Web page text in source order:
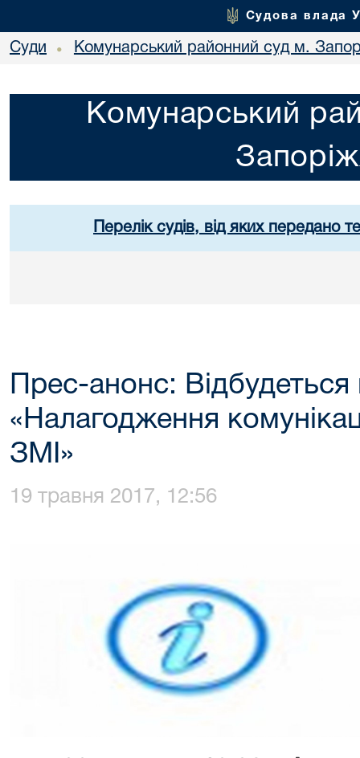
Судова влада
Суди • Комунарський районний суд м.
Комунарський
Перелік судів, від яких передано
Прес-анонс: Відбудеться
«Налагодження
ЗМІ»
19 травня 2017, 12:56